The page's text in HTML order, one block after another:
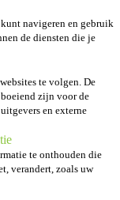
navigeren en gebruik
de diensten die je
te volgen. De
zijn voor de
en externe
te onthouden die
verandert, zoals uw